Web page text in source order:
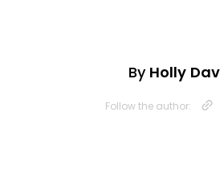
By Holly
Follow the author: